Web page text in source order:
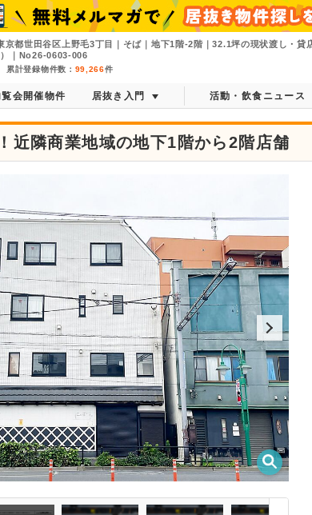
京都世田谷区上野毛3丁目｜そば｜地下1階-2階｜32.1坪の現状渡し・貸
｜No26-0603-006
累計登録物件数： 99,266件
覧会開催物件 居抜き入門 活動・飲食ニュース
近隣商業地域の地下1階から2階店舗